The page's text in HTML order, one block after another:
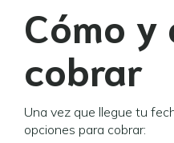
Cómo y
cobrar
Una vez que llegue tu
opciones para cobrar: